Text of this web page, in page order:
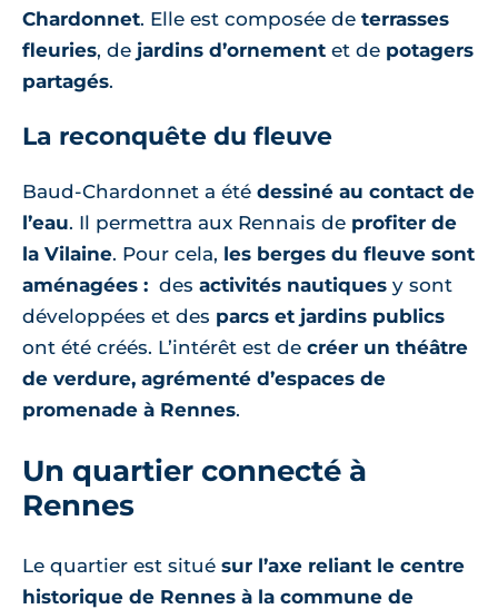
Chardonnet. Elle est composée de terrasses
fleuries, de jardins d’ornement et de potagers
partagés.
La reconquête du fleuve
Baud-Chardonnet a été dessiné au contact de
l’eau. Il permettra aux Rennais de profiter de
la Vilaine. Pour cela, les berges du fleuve sont
aménagées : des activités nautiques y sont
développées et des parcs et jardins publics
ont été créés. L’intérêt est de créer un théâtre
de verdure, agrémenté d’espaces de
promenade à Rennes.
Un quartier connecté à
Rennes
Le quartier est situé sur l’axe reliant le centre
historique de Rennes à la commune de